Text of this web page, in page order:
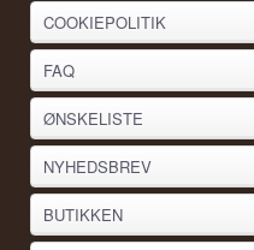
COOKIEPOLITIK
FAQ
ØNSKELISTE
NYHEDSBREV
BUTIKKEN